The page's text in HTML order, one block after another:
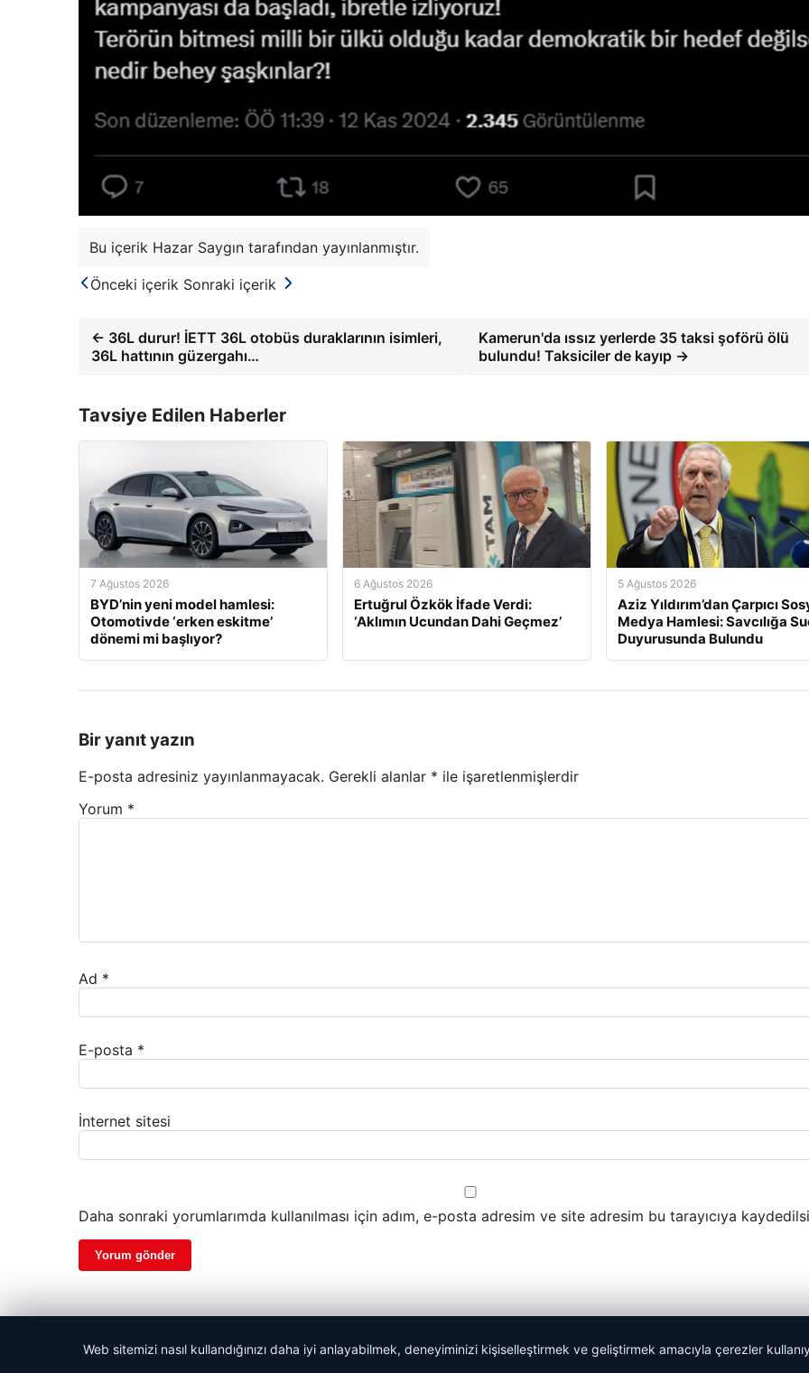
Bu içerik Hazar Saygın tarafından yayınlanmıştır.
Önceki içerik Sonraki içerik
← 36L durur! İETT 36L otobüs duraklarının isimleri,
36L hattının güzergahı…
Kamerun'da ıssız yerlerde 35 taksi şoförü ölü
bulundu! Taksiciler de kayıp →
Tavsiye Edilen Haberler
7 Ağustos 2026
BYD’nin yeni model hamlesi:
Otomotivde ‘erken eskitme’
dönemi mi başlıyor?
6 Ağustos 2026
Ertuğrul Özkök İfade Verdi:
‘Aklımın Ucundan Dahi Geçmez’
5 Ağustos 2026
Aziz Yıldırım’dan Çarpıcı
Medya Hamlesi: Savcılığa
Duyurusunda Bulundu
Bir yanıt yazın
E-posta adresiniz yayınlanmayacak. Gerekli alanlar * ile işaretlenmişlerdir
Yorum *
Ad *
E-posta *
İnternet sitesi
Daha sonraki yorumlarımda kullanılması için adım, e-posta adresim ve site adresim bu tarayıcıya
© 2026 Başlık Haber
Web sitemizi nasıl kullandığınızı daha iyi anlayabilmek, deneyiminizi kişiselleştirmek ve geliştirmek amacıyla çerezler